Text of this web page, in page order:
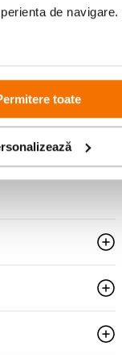
de
toate
Livrare gratuita
499lei